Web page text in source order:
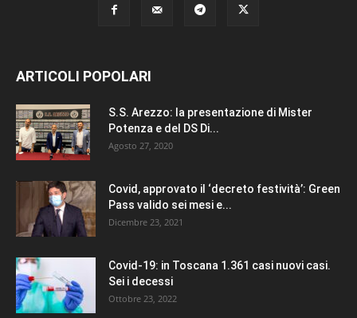
ARTICOLI POPOLARI
S.S. Arezzo: la presentazione di Mister
Potenza e del DS Di...
Agosto 27, 2020
Covid, approvato il ‘decreto festività’: Green
Pass valido sei mesi e...
Dicembre 23, 2021
Covid-19: in Toscana 1.361 casi nuovi casi.
Sei i decessi
Ottobre 23, 2022